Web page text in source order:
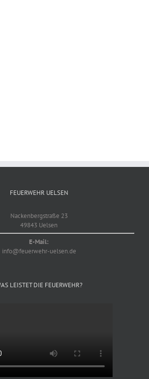
FEUERWEHR UELSEN
Nackenbergstraße 23
49843 Uelsen
E-Mail:
info@feuerwehr-uelsen.de
LEISTET DIE FEUERWEHR?